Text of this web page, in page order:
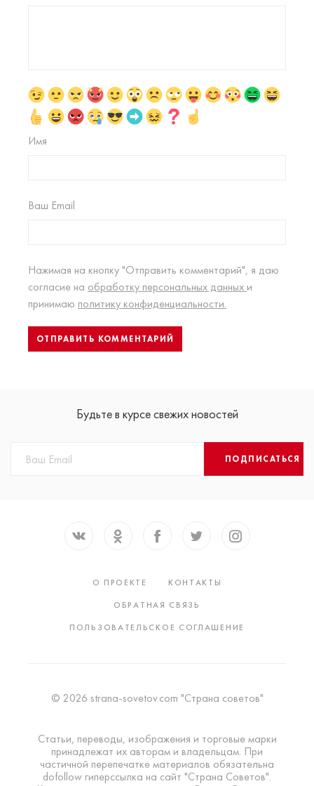
Имя
Ваш Email
Нажимая на кнопку "Отправить комментарий", я даю
согласие на обработку персональных данных и
принимаю политику конфиденциальности.
Будьте в курсе свежих новостей
ПОДПИСАТЬСЯ
О ПРОЕКТЕ
КОНТАКТЫ
ОБРАТНАЯ СВЯЗЬ
ПОЛЬЗОВАТЕЛЬСКОЕ СОГЛАШЕНИЕ
© 2026 strana-sovetov.com "Страна советов"
Статьи, переводы, изображения и торговые марки
принадлежат их авторам и владельцам. При
частичной перепечатке материалов обязательна
dofollow гиперссылка на сайт "Страна Советов".